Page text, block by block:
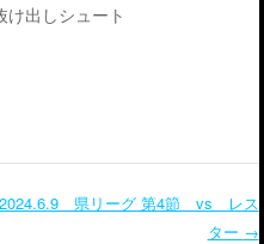
しシュート
2024.6.9 県リーグ 第4節 vs レス
ター →